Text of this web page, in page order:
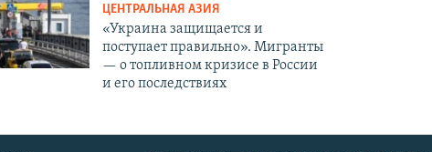
ЦЕНТРАЛЬНАЯ АЗИЯ
«Украина защищается и
поступает правильно». Мигранты
— о топливном кризисе в России
и его последствиях